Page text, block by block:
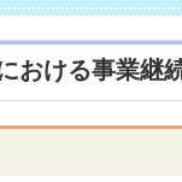
おける事業継